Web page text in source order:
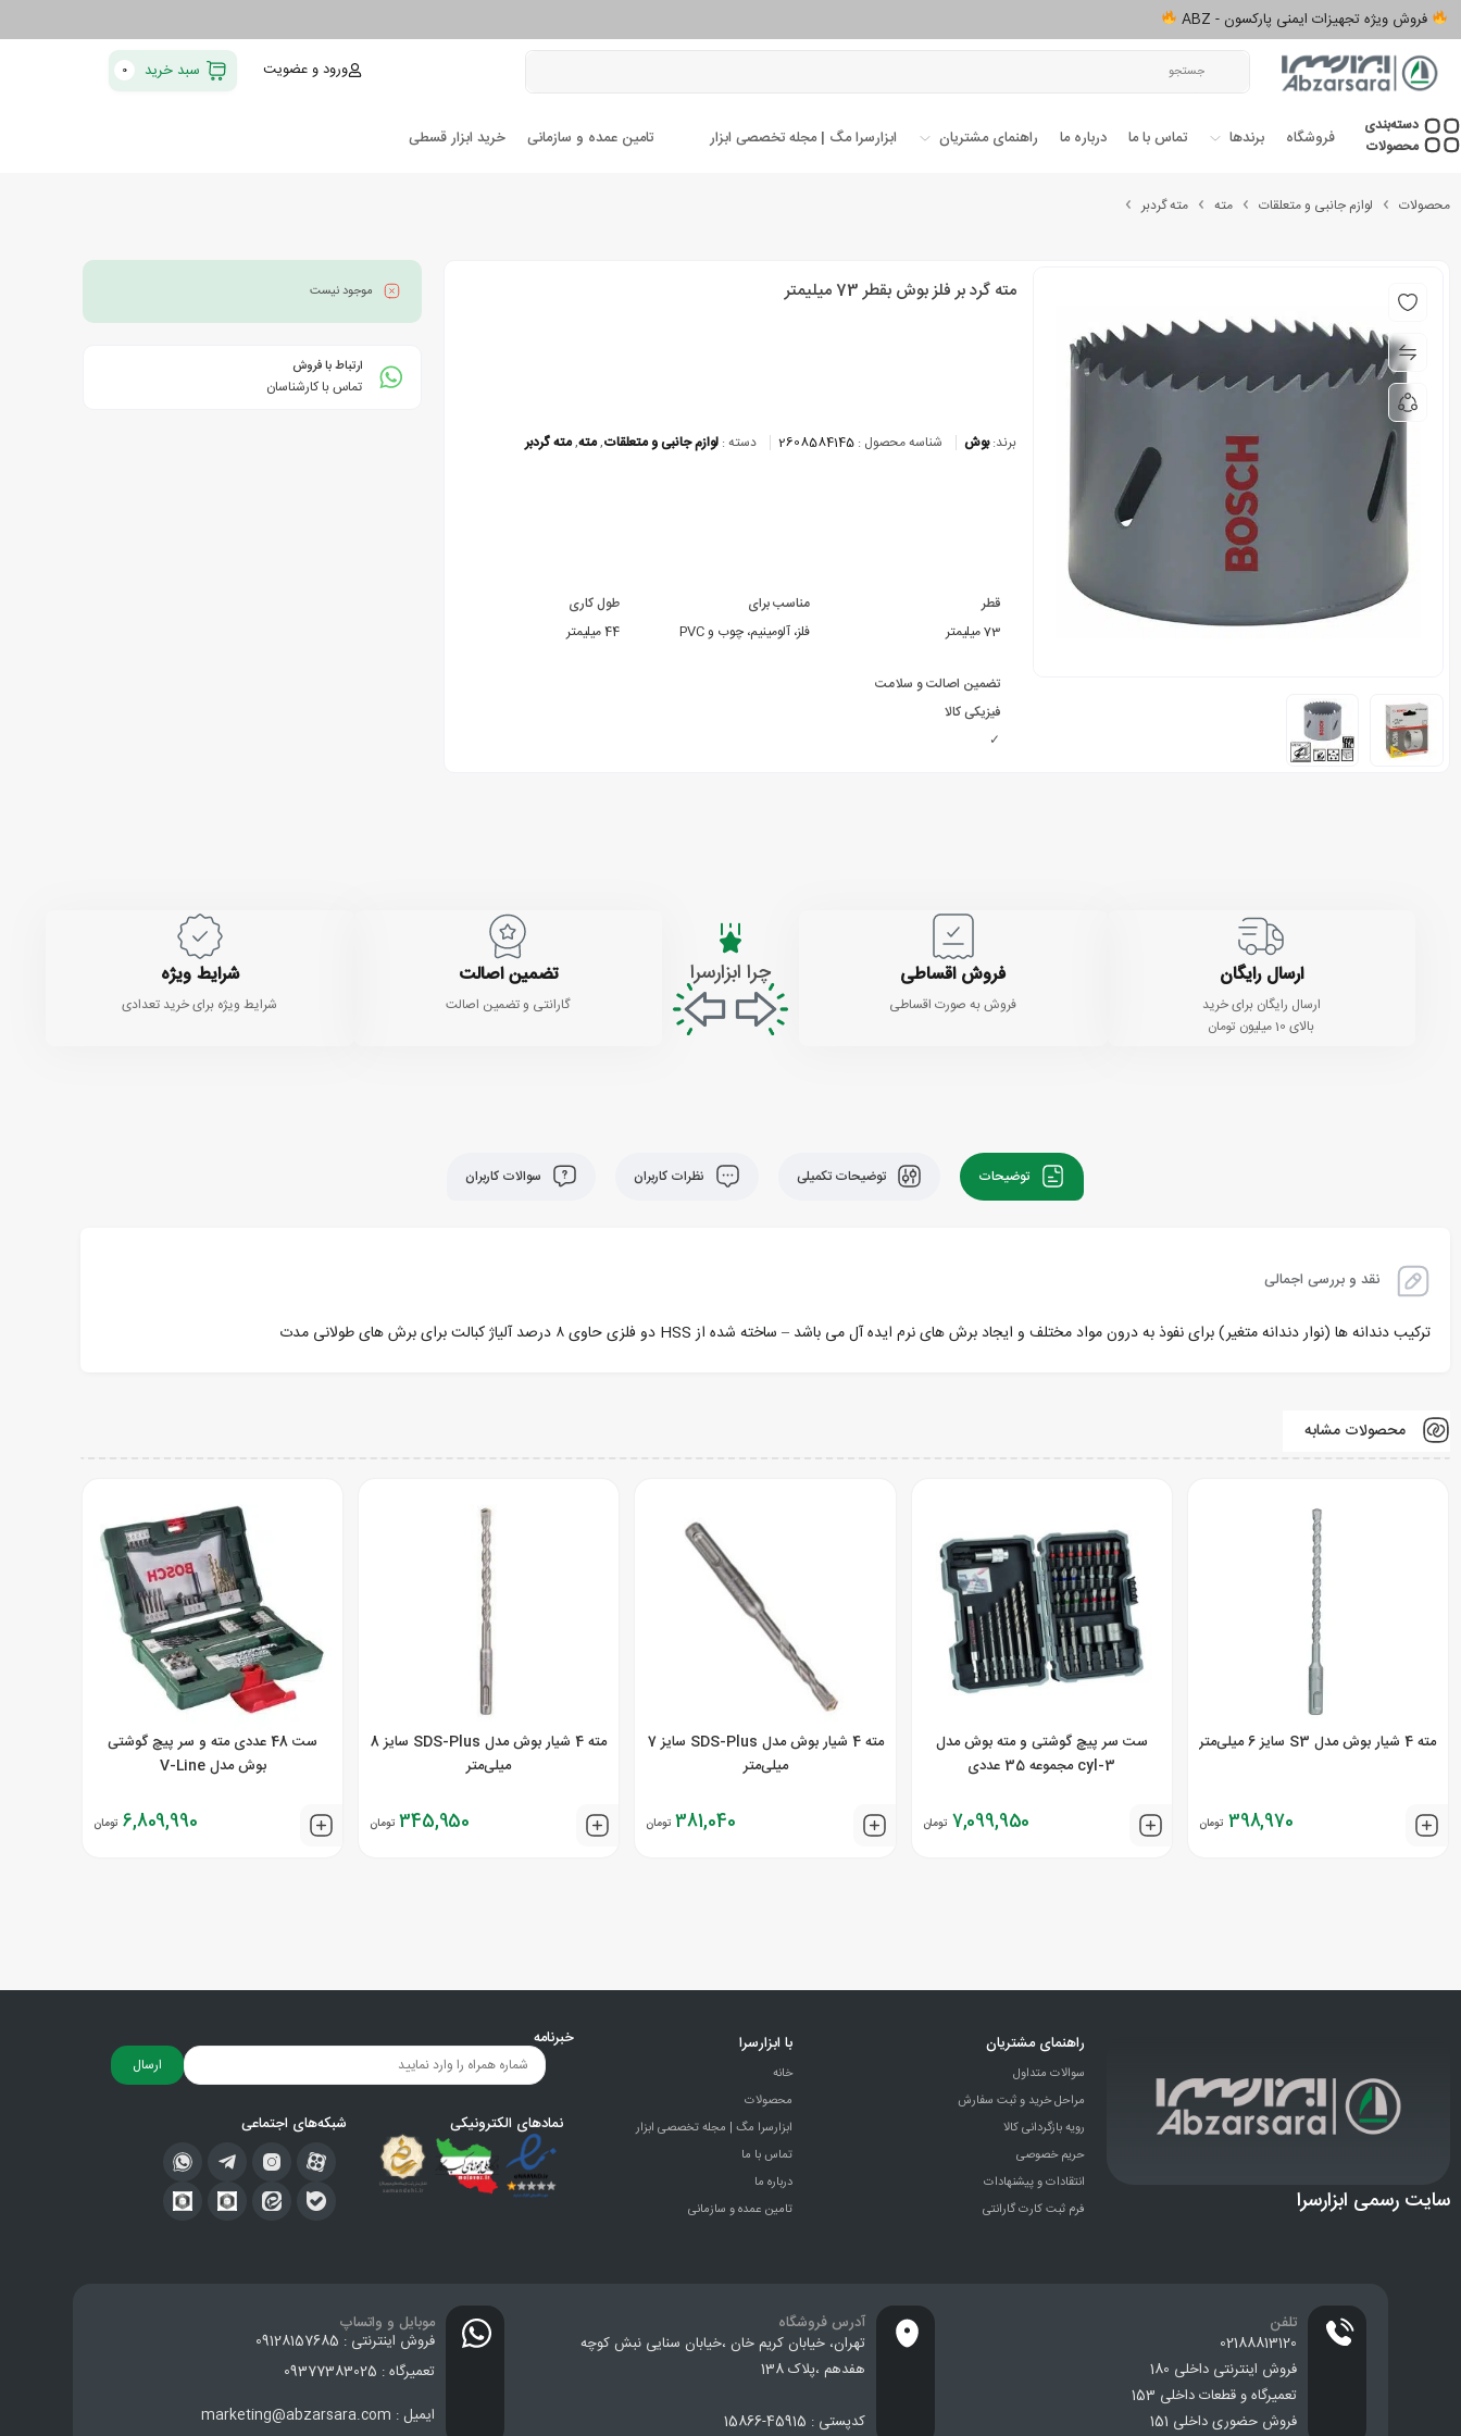
فروش ویژه تجهیزات ایمنی پارکسون - ABZ
ورود و عضویت سبد خرید 0
دسته‌بندی‌
محصولات
فروشگاه برندها تماس با ما درباره ما راهنمای مشتریان ابزارسرا مگ | مجله تخصصی ابزار تامین عمده و سازمانی خرید ابزار قسطی
محصولات لوازم جانبی و متعلقات مته مته گردبر
مته گرد بر فلز بوش بقطر 73 میلیمتر
برند:بوش شناسه محصول : 2608584145 دسته : لوازم جانبی و متعلقات,مته,مته گردبر
قطر
73 میلیمتر
مناسب برای
فلز، آلومینیم، چوب و PVC
طول کاری
44 میلیمتر
تضمین اصالت و سلامت
فیزیکی کالا
✓
موجود نیست
ارتباط با فروش
تماس با کارشناسان
ارسال رایگان
ارسال رایگان برای خرید
بالای 10 میلیون تومان
فروش اقساطی
فروش به صورت اقساطی
چرا ابزارسرا تضمین اصالت
گارانتی و تضمین اصالت
شرایط ویژه
شرایط ویژه برای خرید تعدادی
توضیحات توضیحات تکمیلی نظرات کاربران سوالات کاربران
نقد و بررسی اجمالی
ترکیب دندانه ها (نوار دندانه متغیر) برای نفوذ به درون مواد مختلف و ایجاد برش های نرم ایده آل می باشد – ساخته شده از HSS دو فلزی حاوی ۸ درصد آلیاژ کبالت برای برش های طولانی مدت
محصولات مشابه
مته 4 شیار بوش مدل S3 سایز 6 میلی‌متر
398,970 تومان
ست سر پیچ گوشتی و مته بوش مدل
cyl-3 مجموعه 35 عددی
7,099,950 تومان
مته 4 شیار بوش مدل SDS-Plus سایز 7
میلی‌متر
381,040 تومان
مته 4 شیار بوش مدل SDS-Plus سایز 8
میلی‌متر
345,950 تومان
ست 48 عددی مته و سر پیچ گوشتی
بوش مدل V-Line
6,809,990 تومان
سایت رسمی ابزارسرا
راهنمای مشتریان
سوالات متداول
مراحل خرید و ثبت سفارش
رویه بازگردانی کالا
حریم خصوصی
انتقادات و پيشنهادات
فرم ثبت کارت گارانتی
با ابزارسرا
خانه
محصولات
ابزارسرا مگ | مجله تخصصی ابزار
تماس با ما
درباره ما
تامین عمده و سازمانی
خبرنامه
ارسال
نمادهای الکترونیکی شبکه‌های اجتماعی
تلفن
02188813120
فروش اینترنتی داخلی 180
تعمیرگاه و قطعات داخلی 153
فروش حضوری داخلی 151
آدرس فروشگاه
تهران، خيابان كريم خان ،خيابان سنایی نبش کوچه
هفدهم ،پلاک 138
کدپستی : 45915-15866
موبایل و واتساپ
فروش اینترنتی : 09128157685
تعمیرگاه : 09377383025
ایمیل : marketing@abzarsara.com